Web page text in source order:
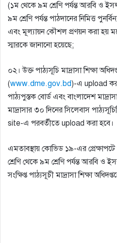
(১ম থেকে ৯ম শ্রেণি পর্যন্ত আরবি ও
৯ম শ্রেণি পর্যন্ত পাঠদানের নিমিত্ত
এবং মূল্যায়ন কৌশল প্রণয়ন করা হয়
স্মারকে জানানাে হয়েছে;
০২। উক্ত পাঠ্যসূচি মাদ্রাসা শিক্ষা
(www.dme.gov.bd)-এ upload
পাঠ্যপুস্তক বাের্ড এবং বাংলাদেশ
মাদ্রাসার ৩০ দিনের সিলেবাস
site-এ পরবর্তীতে upload করা হবে।
এমতাবস্থায় কোভিড ১৯-এর
শ্রেণি থেকে ৯ম শ্রেণি পর্যন্ত আরবি ও
সংক্ষিপ্ত পাঠ্যসূচী মাদ্রাসা শিক্ষা